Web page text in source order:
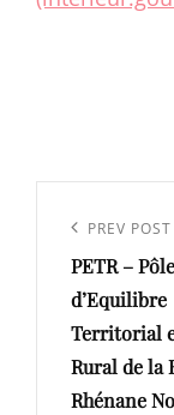
l’article
Previous
Post
PREV POST
PETR – Pôle
d’Equilibre
Territorial
Rural de la
Rhénane